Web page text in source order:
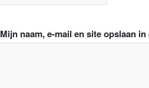
Mijn naam, e-mail en site opslaan